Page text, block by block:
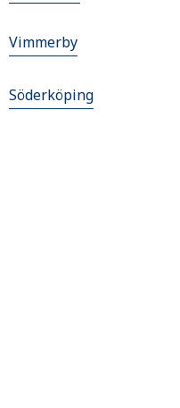
Vimmerby
Söderköping